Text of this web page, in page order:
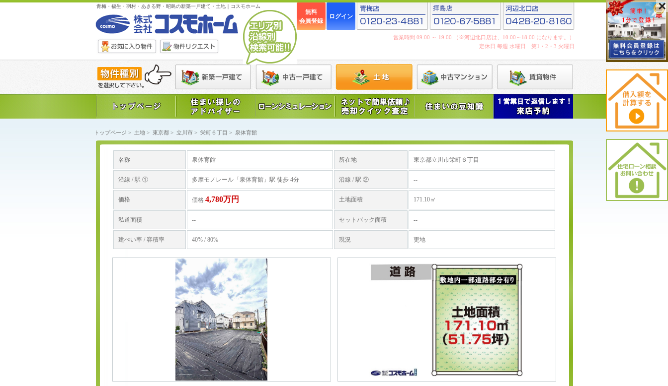
青梅・福生・羽村・あきる野・昭島の新築一戸建て・土地｜コスモホーム
無料
会員登録
ログイン
営業時間 09:00 ～ 19:00 （※河辺北口店は、10:00～18:00 になります。）
定休日 毎週 水曜日 第1・2・3 火曜日
トップページ > 土地> 東京都> 立川市> 栄町６丁目 > 泉体育館
名称 泉体育館 所在地 東京都立川市栄町６丁目
沿線 / 駅 ① 多摩モノレール「泉体育館」駅 徒歩 4分 沿線 / 駅 ② --
価格 価格 4,780万円 土地面積 171.10㎡
私道面積 -- セットバック面積 --
建ぺい率 / 容積率 40% / 80% 現況 更地